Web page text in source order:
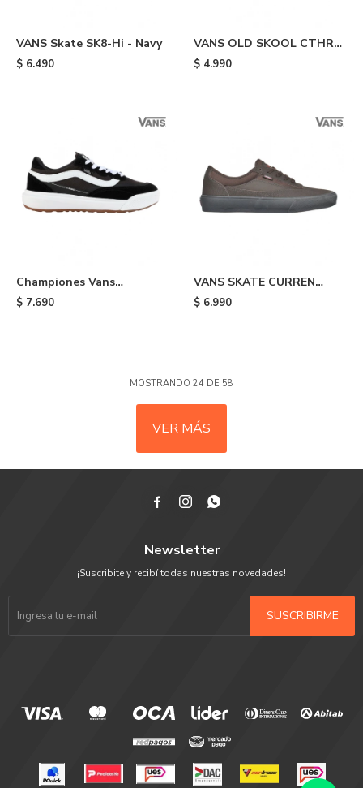
VANS Skate SK8-Hi - Navy
$ 6.490
VANS OLD SKOOL CTHR
MRED - Bordo
$ 4.990
Championes Vans
UltraRange - Black
$ 7.690
VANS SKATE CURREN
CAPLES - Dark
$ 6.990
MOSTRANDO 24 DE 58
VER MÁS
  
Newsletter
¡Suscribite y recibí todas nuestras novedades!
SUSCRIBIRME